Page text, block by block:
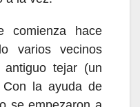
comienza hace
varios vecinos
antiguo tejar (un
la ayuda de